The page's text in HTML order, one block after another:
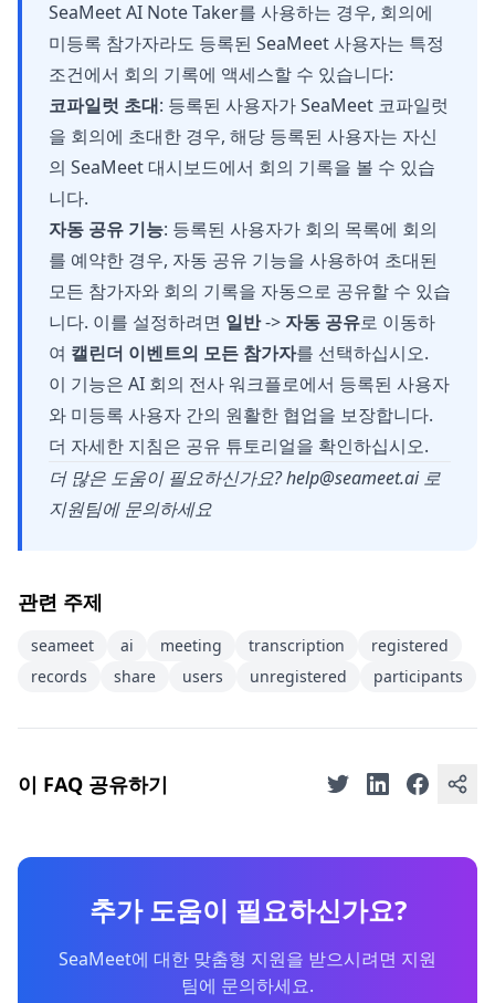
SeaMeet AI Note Taker를 사용하는 경우, 회의에
미등록 참가자라도 등록된 SeaMeet 사용자는 특정
조건에서 회의 기록에 액세스할 수 있습니다:
코파일럿 초대: 등록된 사용자가 SeaMeet 코파일럿
을 회의에 초대한 경우, 해당 등록된 사용자는 자신
의 SeaMeet 대시보드에서 회의 기록을 볼 수 있습
니다.
자동 공유 기능: 등록된 사용자가 회의 목록에 회의
를 예약한 경우, 자동 공유 기능을 사용하여 초대된
모든 참가자와 회의 기록을 자동으로 공유할 수 있습
니다. 이를 설정하려면 일반->자동 공유로 이동하
여 캘린더 이벤트의 모든 참가자를 선택하십시오.
이 기능은 AI 회의 전사 워크플로에서 등록된 사용자
와 미등록 사용자 간의 원활한 협업을 보장합니다.
더 자세한 지침은 공유 튜토리얼을 확인하십시오.
더 많은 도움이 필요하신가요?help@seameet.ai로
지원팀에 문의하세요
관련 주제
seameet ai meeting transcription
registered
records
share users unregistered participants
이 FAQ 공유하기
추가 도움이 필요하신가요?
SeaMeet에 대한 맞춤형 지원을 받으시려면 지원
팀에 문의하세요.